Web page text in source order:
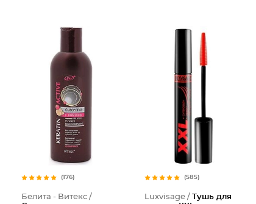
(176)
Белита - Витекс /
(585)
Luxvisage / Тушь для